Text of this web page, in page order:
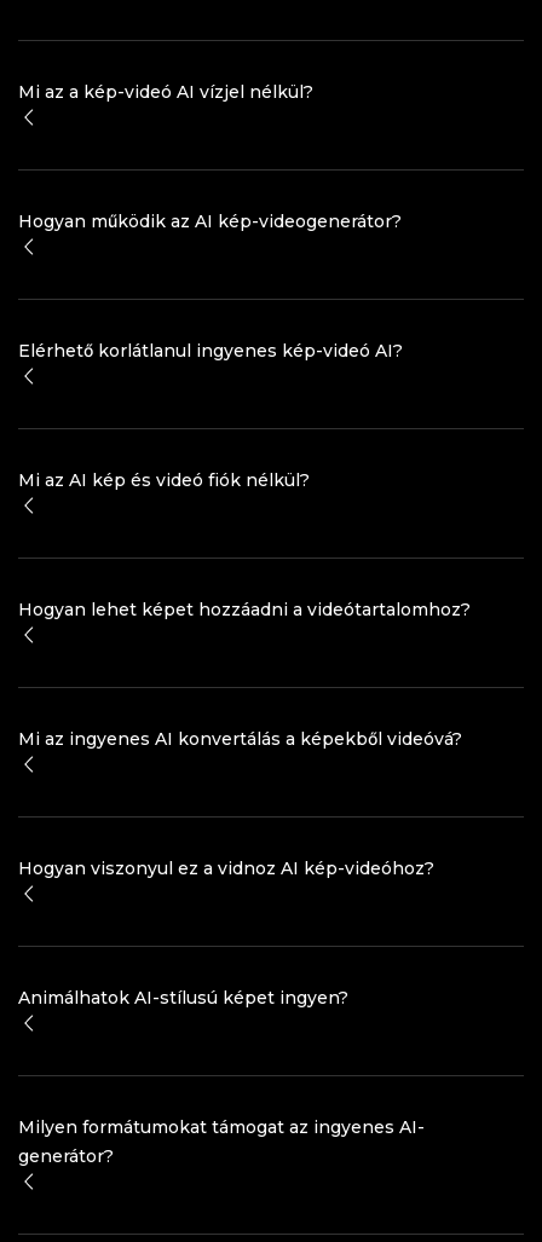
Mi az a kép-videó AI vízjel nélkül?
Hogyan működik az AI kép-videogenerátor?
Elérhető korlátlanul ingyenes kép-videó AI?
Mi az AI kép és videó fiók nélkül?
Hogyan lehet képet hozzáadni a videótartalomhoz?
Mi az ingyenes AI konvertálás a képekből videóvá?
Hogyan viszonyul ez a vidnoz AI kép-videóhoz?
Animálhatok AI-stílusú képet ingyen?
Milyen formátumokat támogat az ingyenes AI-
generátor?